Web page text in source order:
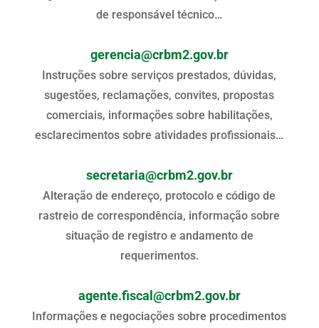
de responsável técnico…
gerencia@crbm2.gov.br
Instruções sobre serviços prestados, dúvidas,
sugestões, reclamações, convites, propostas
comerciais, informações sobre habilitações,
esclarecimentos sobre atividades profissionais…
secretaria@crbm2.gov.br
Alteração de endereço, protocolo e código de
rastreio de correspondência, informação sobre
situação de registro e andamento de
requerimentos.
agente.fiscal@crbm2.gov.br
Informações e negociações sobre procedimentos